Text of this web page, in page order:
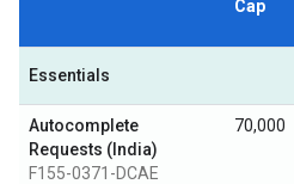
Cap
Essentials
Autocomplete
Requests (India)
F155-0371-DCAE
70,000